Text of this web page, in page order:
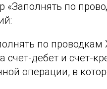
«Заполнять по
по проводкам
счет-дебет и счет-
операции, в